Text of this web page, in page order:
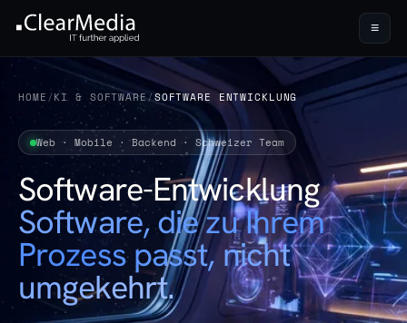
≡
HOME /KI & SOFTWARE/SOFTWARE ENTWICKLUNG
Web · Mobile · Backend · Schweizer Team
Software-Entwicklung
Software, die zu Ihrem
Prozess passt, nicht
umgekehrt.